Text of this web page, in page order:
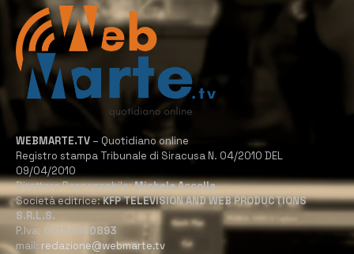
WEBMARTE.TV – Quotidiano online
Registro stampa Tribunale di Siracusa N. 04/2010 DEL
09/04/2010
Direttore Responsabile:Michele Accolla
Società editrice:KFP TELEVISION AND WEB PRODUCTIONS
S.R.L.S.
P.Iva: 02184950893
mail: redazione@webmarte.tv